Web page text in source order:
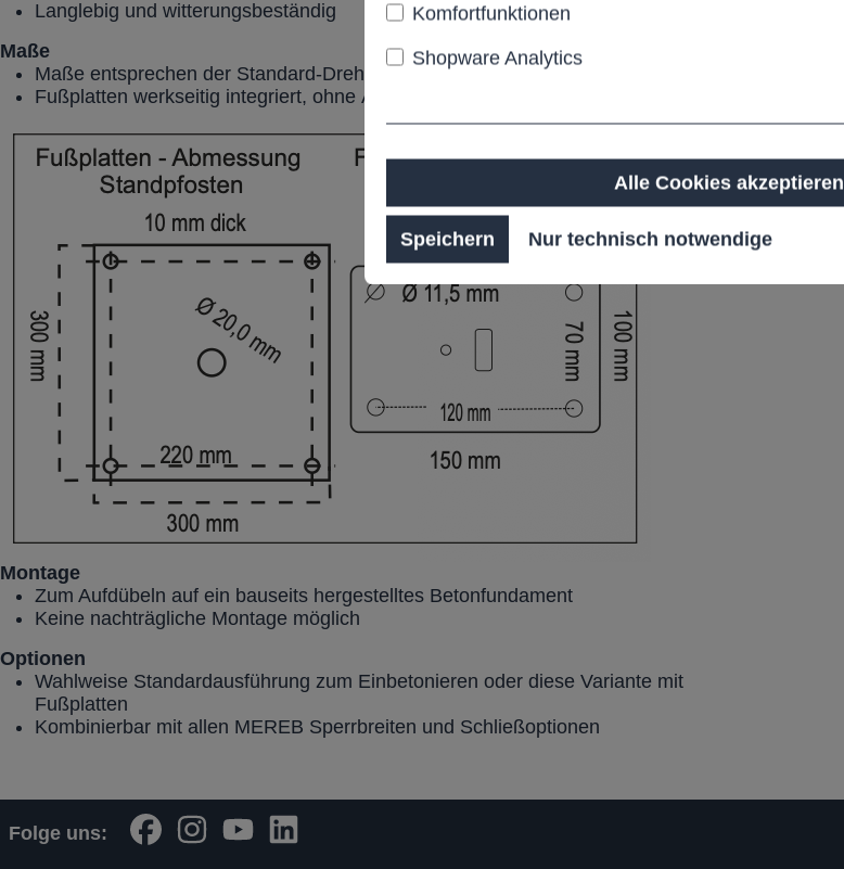
Langlebig und witterungsbeständig
Maße
Maße entsprechen der Standard-Drehsperre
Fußplatten werkseitig integriert, ohne Änderung der Sperrbreite
Montage
Zum Aufdübeln auf ein bauseits hergestelltes Betonfundament
Keine nachträgliche Montage möglich
Optionen
Wahlweise Standardausführung zum Einbetonieren oder diese Variante mit
Fußplatten
Kombinierbar mit allen MEREB Sperrbreiten und Schließoptionen
Folge uns:
Komfortfunktionen
Shopware Analytics
Alle Cookies akzeptieren
Speichern Nur technisch notwendige